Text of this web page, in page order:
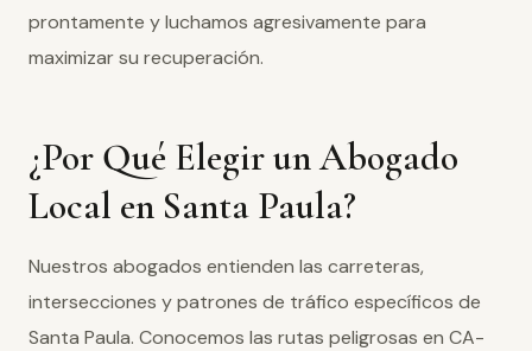
prontamente y luchamos agresivamente para
maximizar su recuperación.
¿Por Qué Elegir un Abogado
Local en Santa Paula?
Nuestros abogados entienden las carreteras,
intersecciones y patrones de tráfico específicos de
Santa Paula. Conocemos las rutas peligrosas en CA-